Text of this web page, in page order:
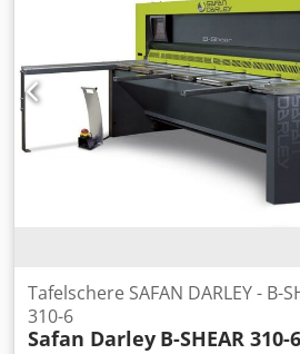
Tafelschere SAFAN DARLEY - B-
310-6
Safan Darley B-SHEAR 310-6